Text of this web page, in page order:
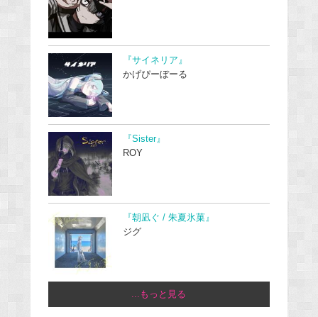
『サイネリア』
かげぴーぼーる
『Sister』
ROY
『朝凪ぐ / 朱夏氷菓』
ジグ
...もっと見る